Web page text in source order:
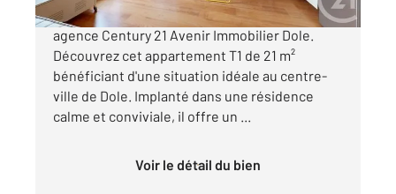
C'est à vendre en exclusivité dans votre
agence Century 21 Avenir Immobilier Dole.
Découvrez cet appartement T1 de 21 m²
bénéficiant d'une situation idéale au centre-
ville de Dole. Implanté dans une résidence
calme et conviviale, il offre un ...
Voir le détail du bien